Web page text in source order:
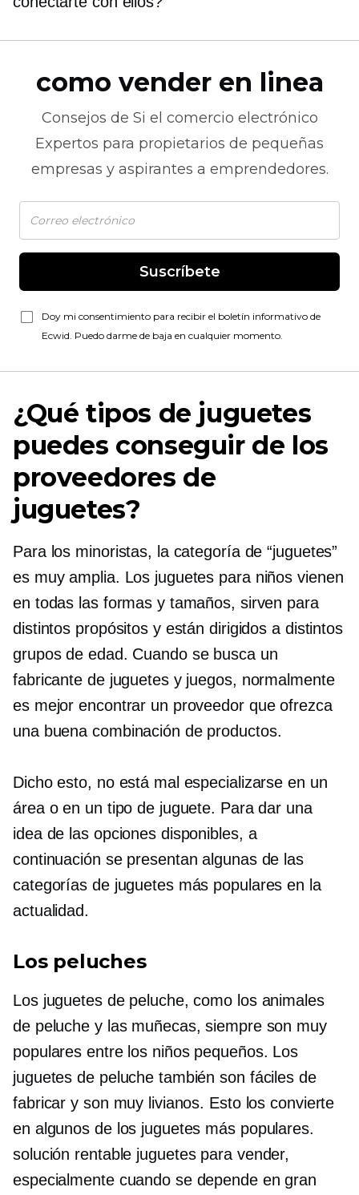
como vender en linea
Consejos de Si el comercio electrónico
Expertos para propietarios de pequeñas
empresas y aspirantes a emprendedores.
Suscríbete
Doy mi consentimiento para recibir el boletín informativo de
Ecwid. Puedo darme de baja en cualquier momento.
¿Qué tipos de juguetes
puedes conseguir de los
proveedores de
juguetes?
Para los minoristas, la categoría de “juguetes”
es muy amplia. Los juguetes para niños vienen
en todas las formas y tamaños, sirven para
distintos propósitos y están dirigidos a distintos
grupos de edad. Cuando se busca un
fabricante de juguetes y juegos, normalmente
es mejor encontrar un proveedor que ofrezca
una buena combinación de productos.
Dicho esto, no está mal especializarse en un
área o en un tipo de juguete. Para dar una
idea de las opciones disponibles, a
continuación se presentan algunas de las
categorías de juguetes más populares en la
actualidad.
Los peluches
Los juguetes de peluche, como los animales
de peluche y las muñecas, siempre son muy
populares entre los niños pequeños. Los
juguetes de peluche también son fáciles de
fabricar y son muy livianos. Esto los convierte
en algunos de los juguetes más populares.
solución rentable juguetes para vender,
especialmente cuando se depende en gran